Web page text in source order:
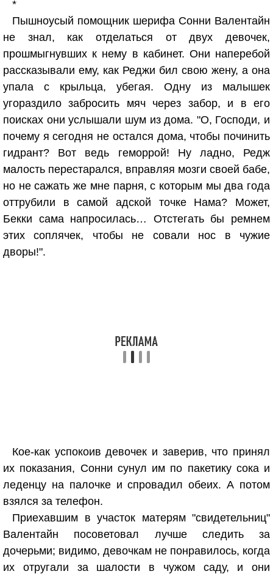
*
Пышноусый помощник шерифа Сонни Валентайн
не знал, как отделаться от двух девочек,
прошмыгнувших к нему в кабинет. Они наперебой
рассказывали ему, как Реджи бил свою жену, а она
упала с крыльца, убегая. Одну из малышек
угораздило забросить мяч через забор, и в его
поисках они услышали шум из дома. "О, Господи, и
почему я сегодня не остался дома, чтобы починить
гидрант? Вот ведь геморрой! Ну ладно, Редж
малость перестарался, вправляя мозги своей бабе,
но не сажать же мне парня, с которым мы два года
оттрубили в самой адской точке Нама? Может,
Бекки сама напросилась… Отстегать бы ремнем
этих соплячек, чтобы не совали нос в чужие
дворы!".
Кое-как успокоив девочек и заверив, что принял
их показания, Сонни сунул им по пакетику сока и
леденцу на палочке и спровадил обеих. А потом
взялся за телефон.
Приехавшим в участок матерям "свидетельниц"
Валентайн посоветовал лучше следить за
дочерьми; видимо, девочкам не понравилось, когда
их отругали за шалости в чужом саду, и они